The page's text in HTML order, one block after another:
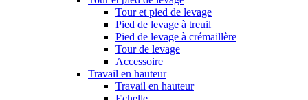
Tour et pied de levage
Pied de levage à treuil
Pied de levage à crémaillère
Tour de levage
Accessoire
Travail en hauteur
Travail en hauteur